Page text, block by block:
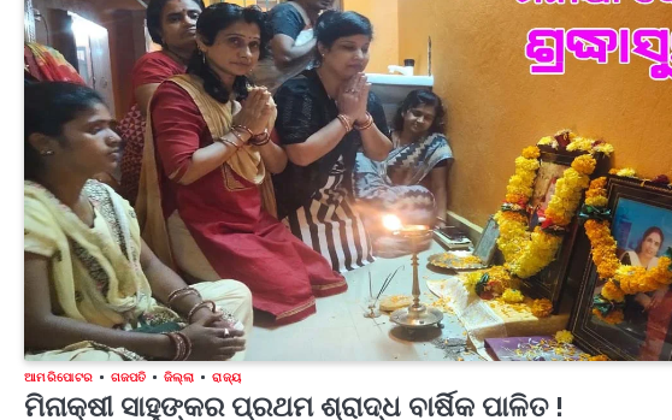
ଆମ ରିପୋଟର ଗଜପତି ଜିଲ୍ଲା ରାଜ୍ୟ
ମିନାକ୍ଷୀ ସାହୁଙ୍କର ପ୍ରଥମ ଶ୍ରାଦ୍ଧ ବାର୍ଷିକ ପାଳିତ !